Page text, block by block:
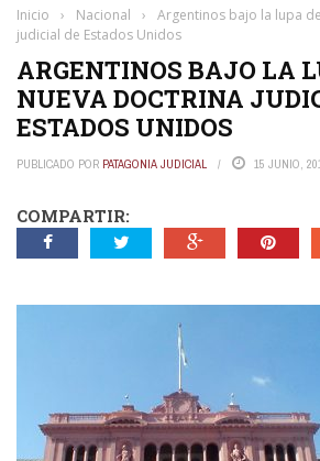
Inicio › Nacional ›
Argentinos bajo la lupa
judicial de Estados Unidos
ARGENTINOS BAJO LA
NUEVA DOCTRINA
ESTADOS UNIDOS
PUBLICADO POR PATAGONIA JUDICIAL 15 JUNIO,
COMPARTIR: